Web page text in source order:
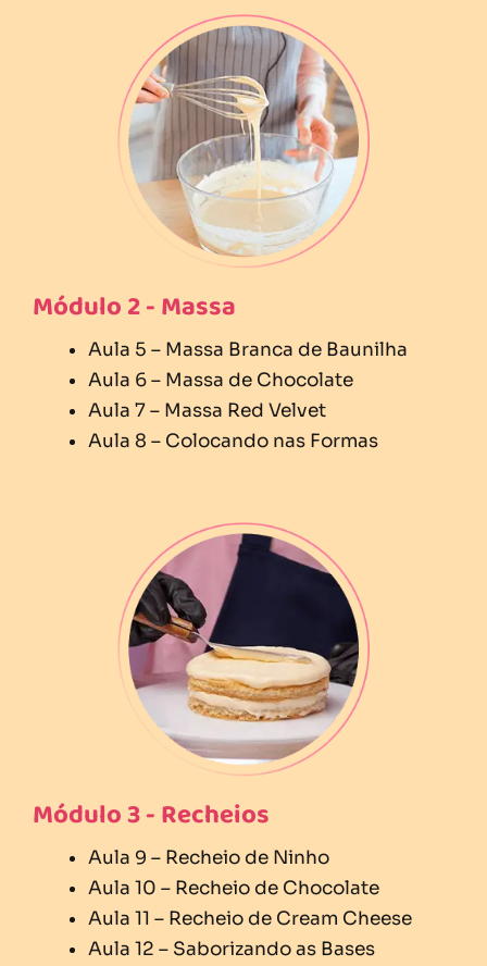
Módulo 2 - Massa
Aula 5 – Massa Branca de Baunilha
Aula 6 – Massa de Chocolate
Aula 7 – Massa Red Velvet
Aula 8 – Colocando nas Formas
Módulo 3 - Recheios
Aula 9 – Recheio de Ninho
Aula 10 – Recheio de Chocolate
Aula 11 – Recheio de Cream Cheese
Aula 12 – Saborizando as Bases